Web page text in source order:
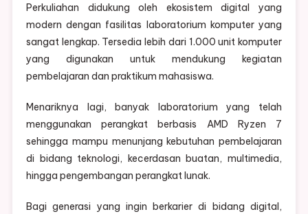
Perkuliahan didukung oleh ekosistem digital yang
modern dengan fasilitas laboratorium komputer yang
sangat lengkap. Tersedia lebih dari 1.000 unit komputer
yang digunakan untuk mendukung kegiatan
pembelajaran dan praktikum mahasiswa.
Menariknya lagi, banyak laboratorium yang telah
menggunakan perangkat berbasis AMD Ryzen 7
sehingga mampu menunjang kebutuhan pembelajaran
di bidang teknologi, kecerdasan buatan, multimedia,
hingga pengembangan perangkat lunak.
Bagi generasi yang ingin berkarier di bidang digital,